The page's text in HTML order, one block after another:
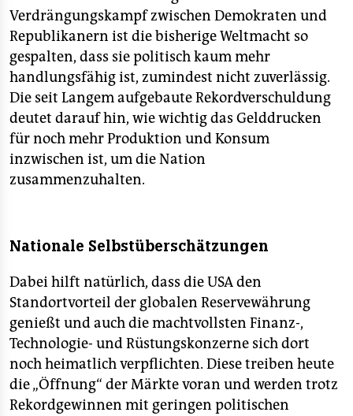
Verdrängungskampf zwischen Demokraten und
Republikanern ist die bisherige Weltmacht so
gespalten, dass sie politisch kaum mehr
handlungsfähig ist, zumindest nicht zuverlässig.
Die seit Langem aufgebaute Rekordverschuldung
deutet darauf hin, wie wichtig das Gelddrucken
für noch mehr Produktion und Konsum
inzwischen ist, um die Nation
zusammenzuhalten.
Nationale Selbstüberschätzungen
Dabei hilft natürlich, dass die USA den
Standortvorteil der globalen Reservewährung
genießt und auch die machtvollsten Finanz-,
Technologie- und Rüstungskonzerne sich dort
noch heimatlich verpflichten. Diese treiben heute
die „Öffnung“ der Märkte voran und werden trotz
Rekordgewinnen mit geringen politischen